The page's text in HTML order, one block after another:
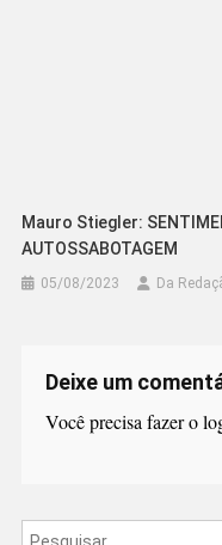
Mauro Stiegler:
AUTOSSABOTAGEM
05/08/2023 Da
Deixe um
Você precisa fazer o